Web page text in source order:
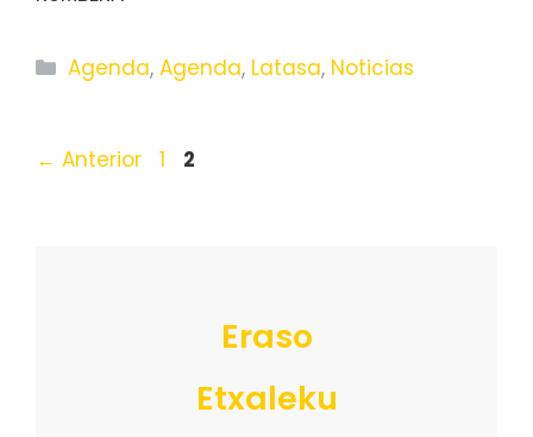
Categorías
Agenda,Agenda, Latasa, Noticias
← Anterior Página
1 Página
2
Eraso
Etxaleku